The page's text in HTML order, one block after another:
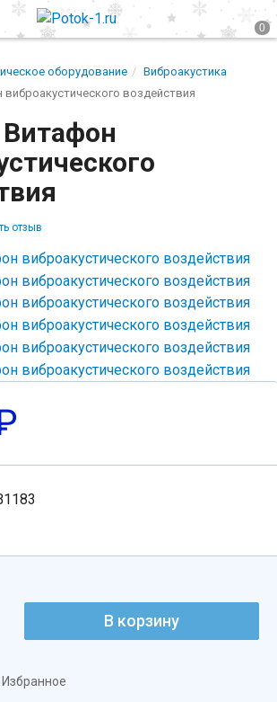
оборудование
Виброакустика
воздействия
отзыв
В корзину
Избранное